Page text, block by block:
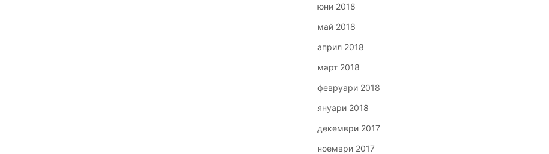
юни 2018
май 2018
април 2018
март 2018
февруари 2018
януари 2018
декември 2017
ноември 2017